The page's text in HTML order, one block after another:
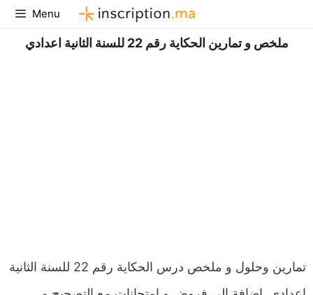
Aller
au
contenu
Menu
ملخص و تمارين الحكاية رقم 22 للسنة الثانية اعدادي
تمارين وحلول و ملخص درس الحكاية رقم 22 للسنة الثانية